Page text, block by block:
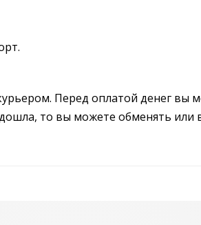
Перед оплатой денег вы
то вы можете обменять или